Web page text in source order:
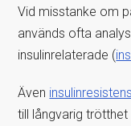
Vid misstanke om
används ofta
insulinrelaterade (
Även insulinresistens
till långvarig